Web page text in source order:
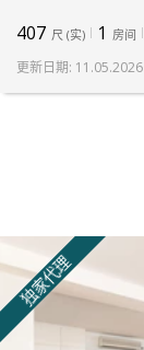
407 尺 (实) 1 房间
更新日期: 11.05.2026
独家代理